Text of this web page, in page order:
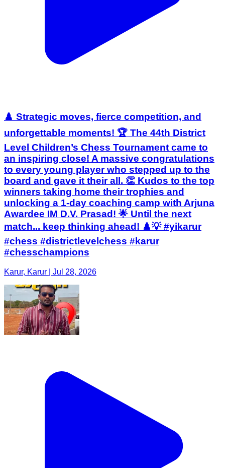
♟️ Strategic moves, fierce competition, and
unforgettable moments! 🏆 The 44th District
Level Children’s Chess Tournament came to
an inspiring close! A massive congratulations
to every young player who stepped up to the
board and gave it their all. 👏 Kudos to the top
winners taking home their trophies and
unlocking a 1-day coaching camp with Arjuna
Awardee IM D.V. Prasad! 🌟 Until the next
match... keep thinking ahead! ♟️💡 #yikarur
#chess #districtlevelchess #karur
#chesschampions
Karur, Karur | Jul 28, 2026